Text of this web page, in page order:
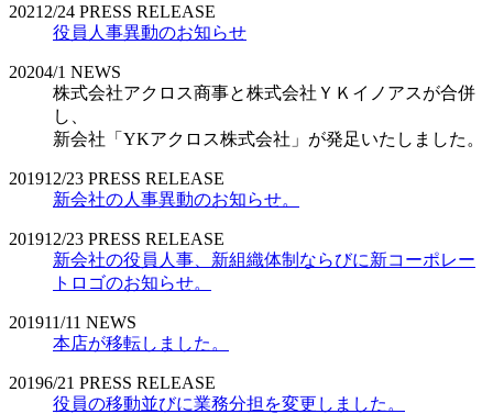
2021 2/24 PRESS RELEASE
役員人事異動のお知らせ
20204/1 NEWS
株式会社アクロス商事と株式会社ＹＫイノアスが合併
し、
新会社「YKアクロス株式会社」が発足いたしました。
201912/23 PRESS RELEASE
新会社の人事異動のお知らせ。
201912/23 PRESS RELEASE
新会社の役員人事、新組織体制ならびに新コーポレー
トロゴのお知らせ。
201911/11 NEWS
本店が移転しました。
20196/21 PRESS RELEASE
役員の移動並びに業務分担を変更しました。